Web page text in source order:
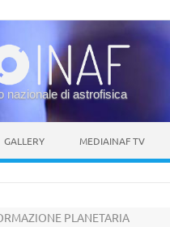
nazionale di astrofisica
GALLERY MEDIAINAF TV
PLANETARIA